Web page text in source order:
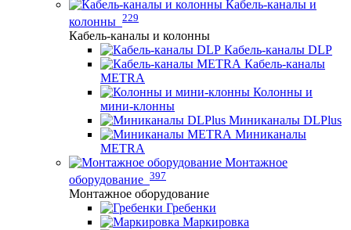
Кабель-каналы и
колонны 229
Кабель-каналы и колонны
Кабель-каналы DLP
Кабель-каналы
METRA
Колонны и
мини-клонны
Миниканалы DLPlus
Миниканалы
METRA
Монтажное
оборудование 397
Монтажное оборудование
Гребенки
Маркировка